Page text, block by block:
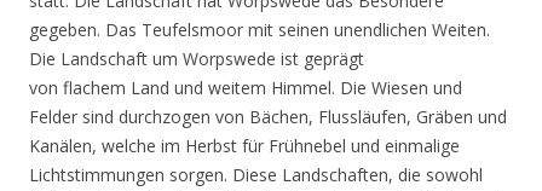
gegeben. Das Teufelsmoor mit seinen unendlichen Weiten.
Die Landschaft um Worpswede ist geprägt
von flachem Land und weitem Himmel. Die Wiesen und
Felder sind durchzogen von Bächen, Flussläufen, Gräben und
Kanälen, welche im Herbst für Frühnebel und einmalige
Lichtstimmungen sorgen. Diese Landschaften, die sowohl